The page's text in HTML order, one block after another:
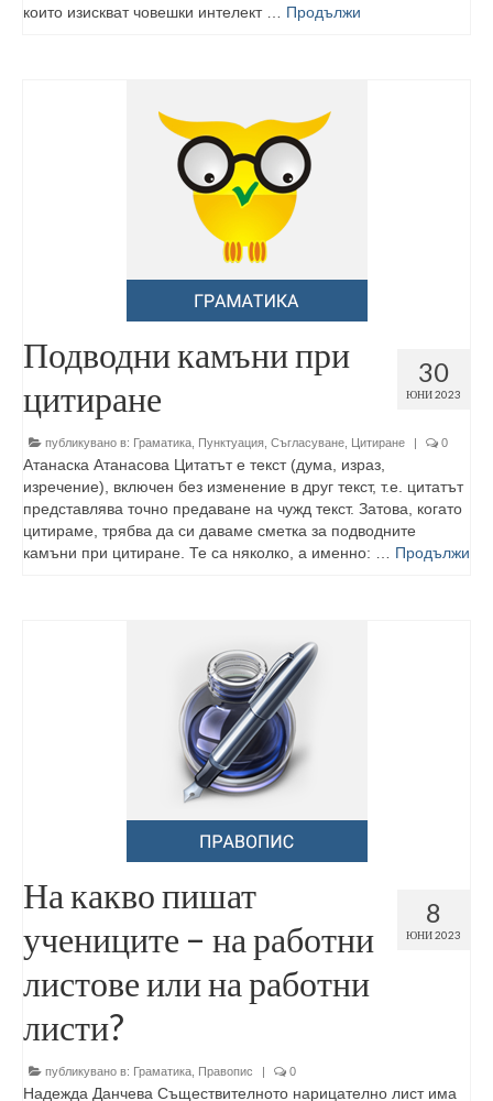
които изискват човешки интелект … Продължи
30
ЮНИ 2023
Подводни камъни при
цитиране
публикувано в: Граматика Пунктуация Съгласуване Цитиране | 0
Атанаска Атанасова Цитатът е текст (дума, израз,
изречение), включен без изменение в друг текст, т.е. цитатът
представлява точно предаване на чужд текст. Затова, когато
цитираме, трябва да си даваме сметка за подводните
камъни при цитиране. Те са няколко, а именно: … Продължи
8
ЮНИ 2023
На какво пишат
учениците – на работни
листове или на работни
листи?
публикувано в: Граматика Правопис | 0
Надежда Данчева Съществителното нарицателно лист има